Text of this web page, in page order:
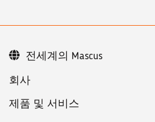
회사
제품 및 서비스
전세계의 Mascus